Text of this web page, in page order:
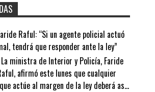
Raful: “Si un agente policial actuó
tendrá que responder ante la ley”
La ministra de Interior y Policía, Faride
afirmó este lunes que cualquier
actúe al margen de la ley deberá as...